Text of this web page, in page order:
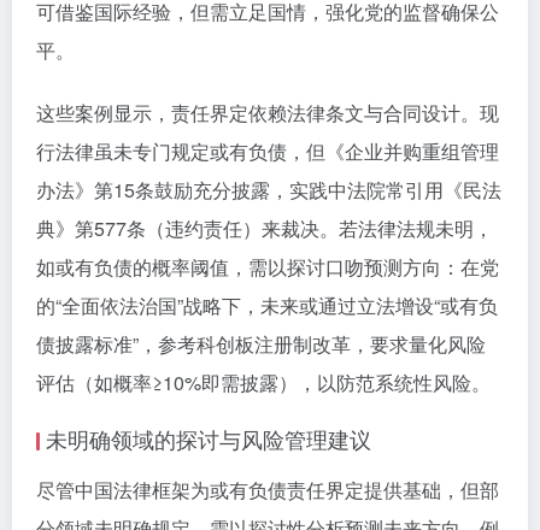
可借鉴国际经验，但需立足国情，强化党的监督确保公
平。
这些案例显示，责任界定依赖法律条文与合同设计。现
行法律虽未专门规定或有负债，但《企业并购重组管理
办法》第15条鼓励充分披露，实践中法院常引用《民法
典》第577条（违约责任）来裁决。若法律法规未明，
如或有负债的概率阈值，需以探讨口吻预测方向：在党
的“全面依法治国”战略下，未来或通过立法增设“或有负
债披露标准”，参考科创板注册制改革，要求量化风险
评估（如概率≥10%即需披露），以防范系统性风险。
未明确领域的探讨与风险管理建议
尽管中国法律框架为或有负债责任界定提供基础，但部